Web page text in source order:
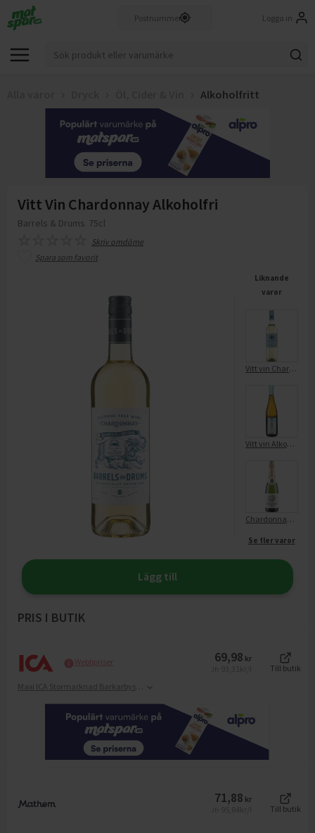
Logga in
Alkoholfritt
Vitt Vin Chardonnay Alkoholfri
Barrels & Drums 75cl
Skriv omdöme
Spara som favorit
Liknande
varor
Vitt vin Chardonnay Alkoholfri
Vitt vin Alkoholfri
Chardonnay Mousserande Vin Alkoholfritt
Se fler varor
Lägg till
PRIS I BUTIK
Webbpriser 69,98 kr
Till butik
71,88 kr
Till butik